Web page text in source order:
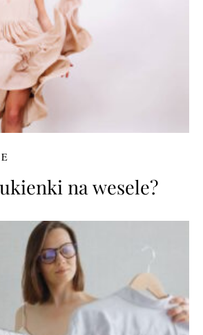
na wesele?